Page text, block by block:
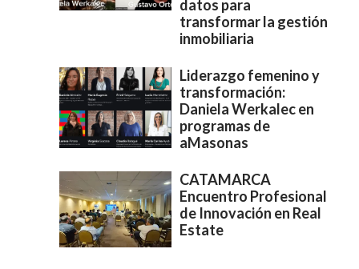
datos para
transformar la gestión
inmobiliaria
Liderazgo femenino y
transformación:
Daniela Werkalec en
programas de
aMasonas
CATAMARCA
Encuentro Profesional
de Innovación en Real
Estate